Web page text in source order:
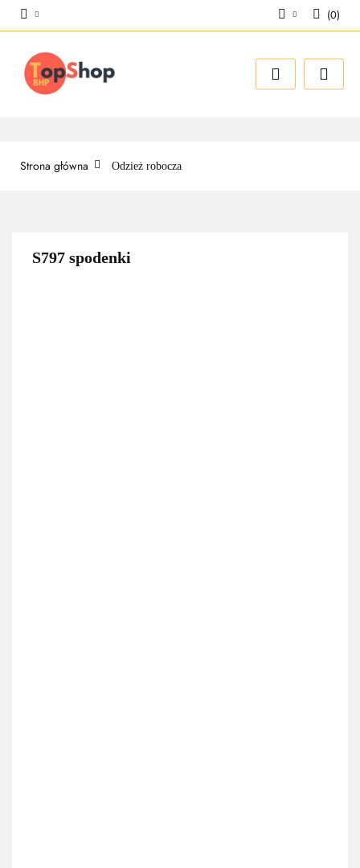
Zarejestruj się
(0)
Strona główna Odzież robocza
S797 spodenki